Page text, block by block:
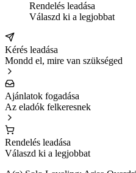
Rendelés leadása
Válaszd ki a legjobbat
Kérés leadása
Mondd el, mire van szükséged
Ajánlatok fogadása
Az eladók felkeresnek
Rendelés leadása
Válaszd ki a legjobbat